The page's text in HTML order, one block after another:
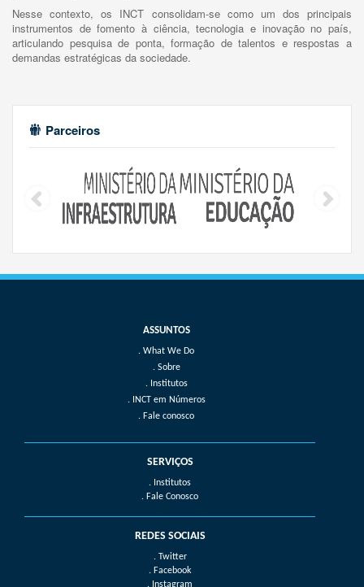
Nesse contexto, os INCT consolidam-se como um dos principais
instrumentos de fomento à ciência, tecnologia e inovação no país,
articulando pesquisa de ponta, formação de talentos e respostas a
demandas estratégicas da sociedade.
Parceiros
What We Do
Sobre
Institutos
INCT em Números
Fale conosco
SERVIÇOS
. Institutos
. Fale Conosco
REDES SOCIAIS
. Twitter
. Facebook
. Instagram